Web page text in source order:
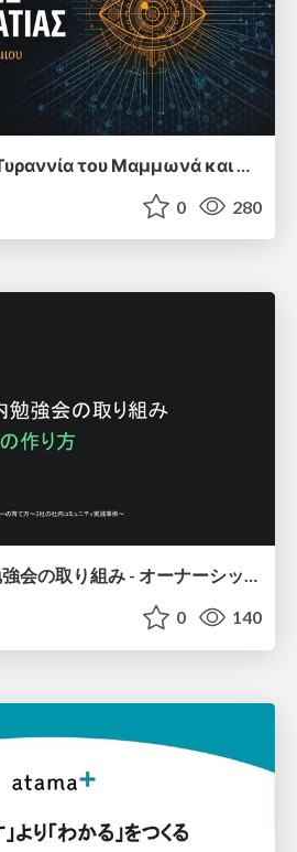
0 280
形骸化しない社内勉強会の取り組み - オーナーシップの作り方 / In-house study session
0 140